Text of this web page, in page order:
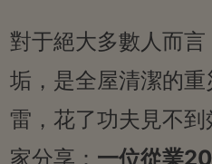
對于絕大多數人而
垢，是全屋清潔的
雷，花了功夫見不
家分享： 一位從業